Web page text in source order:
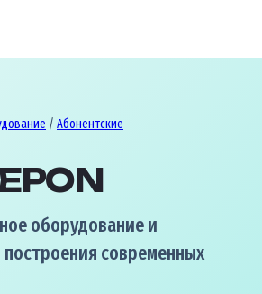
/ Абонентские
оборудование и
современных